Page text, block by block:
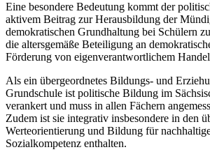
Eine besondere Bedeutung kommt der
aktivem Beitrag zur Herausbildung der
demokratischen Grundhaltung bei Schülern
die altersgemäße Beteiligung an
Förderung von eigenverantwortlichem
Als ein übergeordnetes Bildungs- und
Grundschule ist politische Bildung im
verankert und muss in allen Fächern
Zudem ist sie integrativ insbesondere in den
Werteorientierung und Bildung für
Sozialkompetenz enthalten.